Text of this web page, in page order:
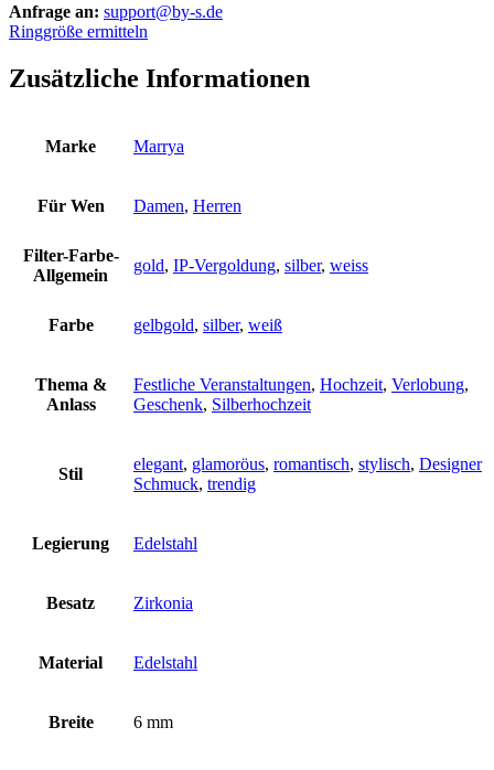
Anfrage an: support@by-s.de
Ringgröße ermitteln
Zusätzliche Informationen
Marke Marrya
Für Wen Damen, Herren
Filter-Farbe-
Allgemein
gold, IP-Vergoldung, silber, weiss
Farbe gelbgold, silber, weiß
Thema &
Anlass
Festliche Veranstaltungen, Hochzeit, Verlobung,
Geschenk, Silberhochzeit
Stil
elegant, glamoröus, romantisch, stylisch, Designer
Schmuck, trendig
Legierung Edelstahl
Besatz Zirkonia
Material Edelstahl
Breite 6 mm